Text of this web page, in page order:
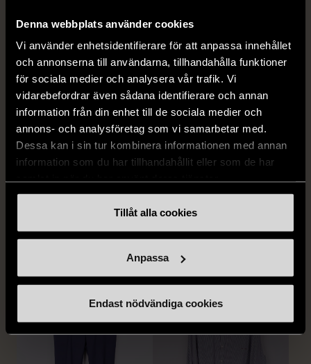
Denna webbplats använder cookies
Vi använder enhetsidentifierare för att anpassa innehållet
och annonserna till användarna, tillhandahålla funktioner
för sociala medier och analysera vår trafik. Vi
vidarebefordrar även sådana identifierare och annan
information från din enhet till de sociala medier och
annons- och analysföretag som vi samarbetar med.
Dessa kan i sin tur kombinera informationen med annan
information som du har tillhandahållit eller som de har
Tillåt alla cookies
Anpassa
Endast nödvändiga cookies
279 kr
BY TEESHOPPEN
By TeeShoppen 2-delar
399 kr
HILDITCH & KEY
Hilditch & Key linneskjorta
399 kr